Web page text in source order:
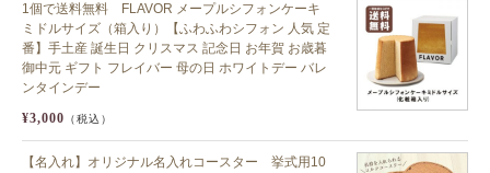
1個で送料無料 FLAVOR メープルシフォンケーキ
ミドルサイズ（箱入り）【ふわふわシフォン 人気 定
番】手土産 誕生日 クリスマス 記念日 お年賀 お歳暮
御中元 ギフト フレイバー 母の日 ホワイトデー バレ
ンタインデー
¥3,000 （税込）
【名入れ】オリジナル名入れコースター 挙式用10